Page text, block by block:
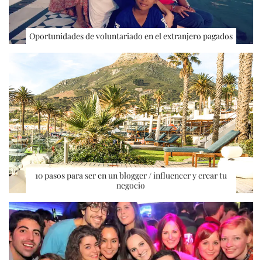
Oportunidades de voluntariado en el extranjero pagados
10 pasos para ser en un blogger / influencer y crear tu
negocio